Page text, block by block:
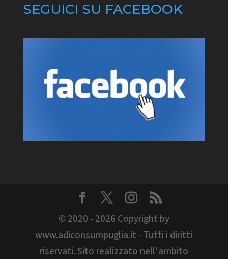
SEGUICI SU FACEBOOK
© 2020 - 2026 Copyright by
www.adiconsumpuglia.it - Tutti i diritti
riservati. Sito realizzato nell'ambito